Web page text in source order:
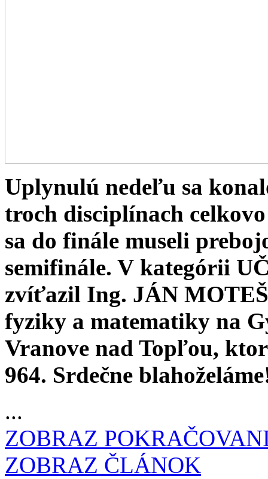
Uplynulú nedeľu sa
troch disciplínach
sa do finále museli
semifinále. V kategórii
zvíťazil Ing. JÁN
fyziky a matematiky na
Vranove nad Topľou,
964. Srdečne
...
ZOBRAZ
ZOBRAZ ČLÁNOK